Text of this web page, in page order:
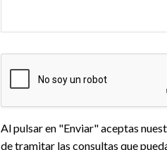
Al pulsar en "Enviar" aceptas
de tramitar las consultas que